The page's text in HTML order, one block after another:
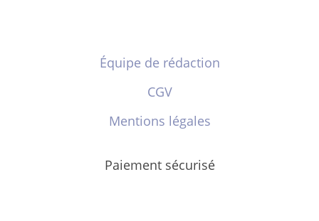
Équipe de rédaction
CGV
Mentions légales
Paiement sécurisé